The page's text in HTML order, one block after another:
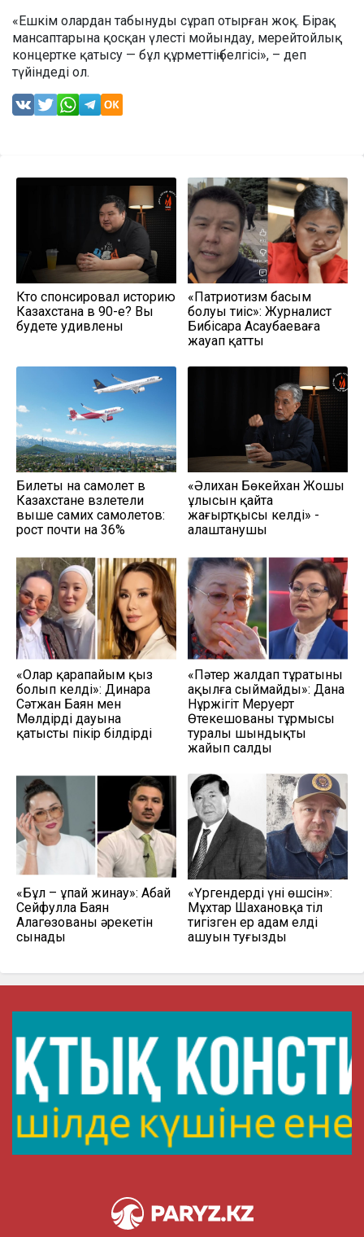
«Ешкім олардан табынуды сұрап отырған жоқ. Бірақ
мансаптарына қосқан үлесті мойындау, мерейтойлық
концертке қатысу — бұл құрметтің белгісі», – деп
түйіндеді ол.
Кто спонсировал историю
Казахстана в 90-е? Вы
будете удивлены
«Патриотизм басым
болуы тиіс»: Журналист
Бибісара Асаубаеваға
жауап қатты
Билеты на самолет в
Казахстане взлетели
выше самих самолетов:
рост почти на 36%
«Әлихан Бөкейхан Жошы
ұлысын қайта
жаңғыртқысы келді» -
алаштанушы
«Олар қарапайым қыз
болып келді»: Динара
Сәтжан Баян мен
Мөлдірдің дауына
қатысты пікір білдірді
«Пәтер жалдап тұратыны
ақылға сыймайды»: Дана
Нұржігіт Меруерт
Өтекешованың тұрмысы
туралы шындықты
жайып салды
«Бұл – ұпай жинау»: Абай
Сейфулла Баян
Алагөзованың әрекетін
сынады
«Үргендердің үні өшсін»:
Мұхтар Шахановқа тіл
тигізген ер адам елдің
ашуын туғызды